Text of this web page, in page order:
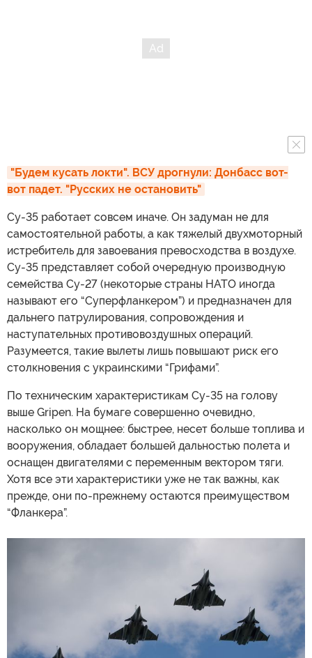
"Будем кусать локти". ВСУ дрогнули: Донбасс вот-
вот падет. "Русских не остановить"
Су-35 работает совсем иначе. Он задуман не для
самостоятельной работы, а как тяжелый двухмоторный
истребитель для завоевания превосходства в воздухе.
Су-35 представляет собой очередную производную
семейства Су-27 (некоторые страны НАТО иногда
называют его “Суперфланкером”) и предназначен для
дальнего патрулирования, сопровождения и
наступательных противовоздушных операций.
Разумеется, такие вылеты лишь повышают риск его
столкновения с украинскими “Грифами”.
По техническим характеристикам Су-35 на голову
выше Gripen. На бумаге совершенно очевидно,
насколько он мощнее: быстрее, несет больше топлива и
вооружения, обладает большей дальностью полета и
оснащен двигателями с переменным вектором тяги.
Хотя все эти характеристики уже не так важны, как
прежде, они по-прежнему остаются преимуществом
“Фланкера”.